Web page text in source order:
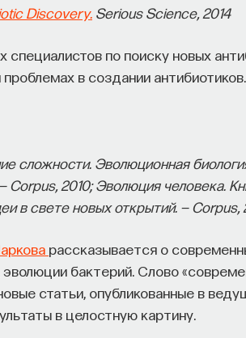
Discovery. Serious Science, 2014
по поиску новых
в создании антибиотиков.
сложности. Эволюционная
2010; Эволюция человека.
в свете новых открытий. — Corpus,
рассказывается о
эволюции бактерий. Слово
статьи, опубликованные в
в целостную картину.